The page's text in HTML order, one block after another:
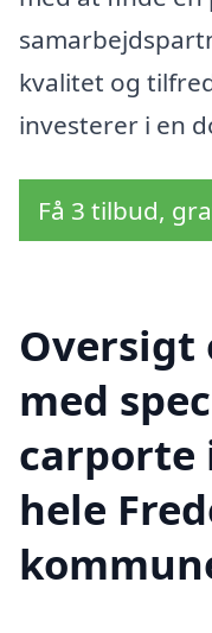
kvalitet og
investerer i en
Få 3 tilbud,
Oversigt
med
carporte
hele